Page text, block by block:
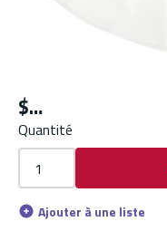
$
Quantité
Ajouter à une liste